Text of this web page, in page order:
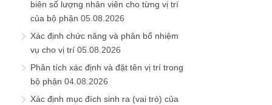
biên số lượng nhân viên cho từng vị trí
của bộ phận 05.08.2026
Xác định chức năng và phân bổ nhiệm
vụ cho vị trí 05.08.2026
Phân tích xác định và đặt tên vị trí trong
bộ phận 04.08.2026
Xác định mục đích sinh ra (vai trò) của